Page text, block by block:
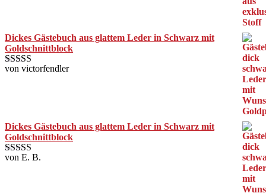
Dickes Gästebuch aus glattem Leder in Schwarz mit
Goldschnittblock
Bewertet mit
von victorfendler
Dickes Gästebuch aus glattem Leder in Schwarz mit
Goldschnittblock
Bewertet mit
von E. B.